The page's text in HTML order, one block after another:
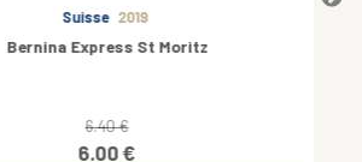
Suisse 2019
Bernina Express St Moritz
6.40 €
6.00 €